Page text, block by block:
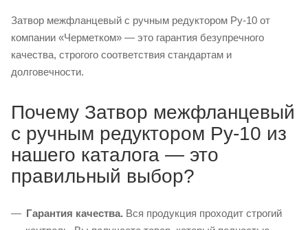
Затвор межфланцевый с ручным редуктором Ру-10 от
компании «Черметком» — это гарантия безупречного
качества, строгого соответствия стандартам и
долговечности.
Почему Затвор межфланцевый
с ручным редуктором Ру-10 из
нашего каталога — это
правильный выбор?
Гарантия качества. Вся продукция проходит строгий